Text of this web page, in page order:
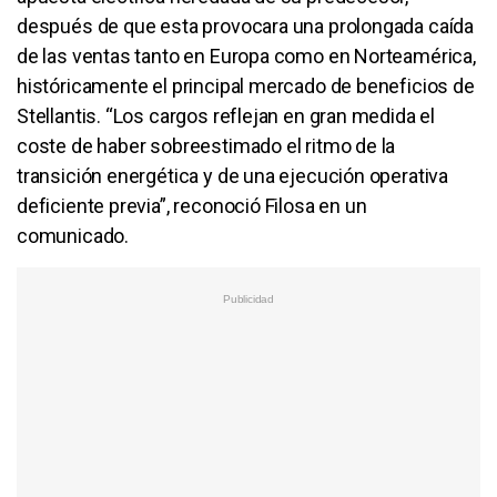
después de que esta provocara una prolongada caída
de las ventas tanto en Europa como en Norteamérica,
históricamente el principal mercado de beneficios de
Stellantis. “Los cargos reflejan en gran medida el
coste de haber sobreestimado el ritmo de la
transición energética y de una ejecución operativa
deficiente previa”, reconoció Filosa en un
comunicado.